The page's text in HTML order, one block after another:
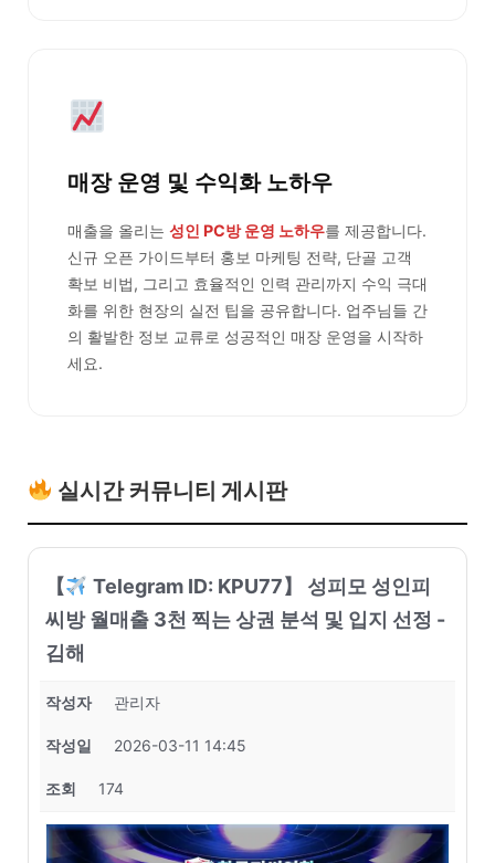
매장 운영 및 수익화 노하우
매출을 올리는 성인 PC방 운영 노하우를 제공합니다.
신규 오픈 가이드부터 홍보 마케팅 전략, 단골 고객
확보 비법, 그리고 효율적인 인력 관리까지 수익 극대
화를 위한 현장의 실전 팁을 공유합니다. 업주님들 간
의 활발한 정보 교류로 성공적인 매장 운영을 시작하
세요.
실시간 커뮤니티 게시판
【
Telegram ID: KPU77】 성피모 성인피
씨방 월매출 3천 찍는 상권 분석 및 입지 선정 -
김해
작성자 관리자
작성일 2026-03-11 14:45
조회 174